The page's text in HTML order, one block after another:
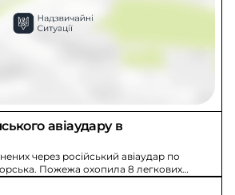
авіаудару в
через російський авіаудар по
Пожежа охопила 8 легкових
на 110 кв.м.